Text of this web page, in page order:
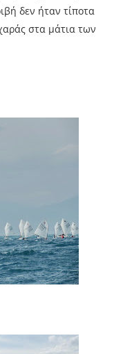
δεν ήταν τίποτα
στα μάτια των